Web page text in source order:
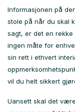
Informasjonen på
stole på når du skal
sagt, er det en
ingen måte for
sin rett i ethvert
vil du helt sikkert
Uansett skal det